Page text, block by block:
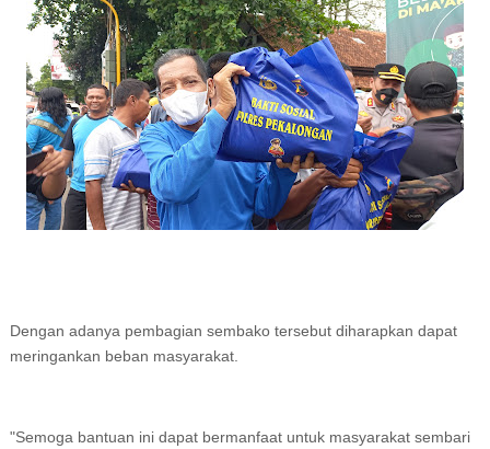
Dengan adanya pembagian sembako tersebut diharapkan dapat
meringankan beban masyarakat.
"Semoga bantuan ini dapat bermanfaat untuk masyarakat sembari